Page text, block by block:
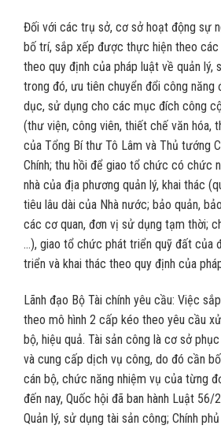
Đối với các trụ sở, cơ sở hoạt động sự
bố trí, sắp xếp được thực hiện theo
theo quy định của pháp luật về quản lý,
trong đó, ưu tiên chuyển đổi công năng
dục, sử dụng cho các mục đích công
(thư viện, công viên, thiết chế văn hóa,
của Tổng Bí thư Tô Lâm và Thủ tướng
Chính; thu hồi để giao tổ chức có chức
nhà của địa phương quản lý, khai thác
tiêu lâu dài của Nhà nước; bảo quản,
các cơ quan, đơn vị sử dụng tạm thời;
…), giao tổ chức phát triển quỹ đất của
triển và khai thác theo quy định của
Lãnh đạo Bộ Tài chính yêu cầu: Việc
theo mô hình 2 cấp kéo theo yêu cầu
bộ, hiệu quả. Tài sản công là cơ sở
và cung cấp dịch vụ công, do đó cần
cán bộ, chức năng nhiệm vụ của từng
đến nay, Quốc hội đã ban hành Luật
Quản lý, sử dụng tài sản công; Chính